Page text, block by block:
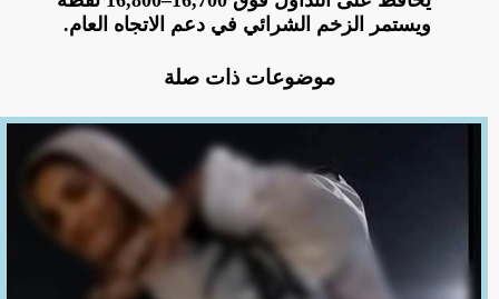
ويستمر الزخم الشرائي في دعم الاتجاه العام.
موضوعات ذات صلة